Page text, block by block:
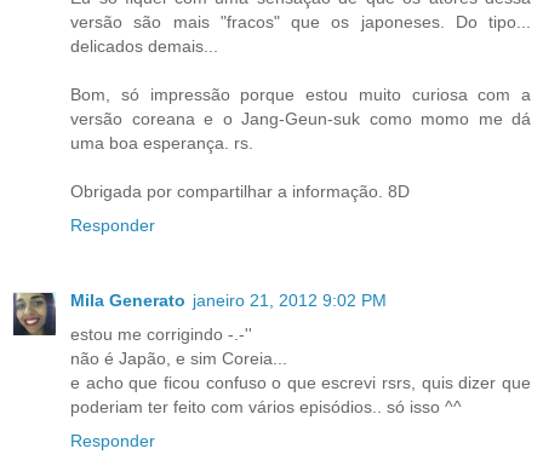
versão são mais "fracos" que os japoneses. Do tipo...
delicados demais...
Bom, só impressão porque estou muito curiosa com a
versão coreana e o Jang-Geun-suk como momo me dá
uma boa esperança. rs.
Obrigada por compartilhar a informação. 8D
Responder
Mila Generato janeiro 21, 2012 9:02 PM
estou me corrigindo -.-''
não é Japão, e sim Coreia...
e acho que ficou confuso o que escrevi rsrs, quis dizer que
poderiam ter feito com vários episódios.. só isso ^^
Responder